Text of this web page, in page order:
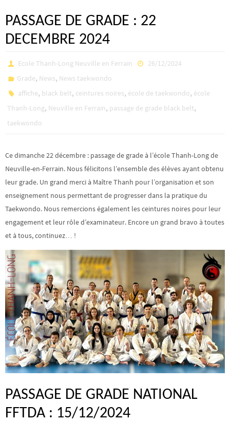
PASSAGE DE GRADE : 22
DECEMBRE 2024
Ecole Thanh-Long Neuville en Ferrain
26/12/2024
Grade, News, News taekwondo
affiche, black belt, ceintures noires, école de taekwondo, école
Thanh-Long, Neuville en Ferrain, passage de grade black belt,
taekwondo
Ce dimanche 22 décembre : passage de grade à l’école Thanh-Long de
Neuville-en-Ferrain. Nous félicitons l’ensemble des élèves ayant obtenu
leur grade. Un grand merci à Maître Thanh pour l’organisation et son
enseignement nous permettant de progresser dans la pratique du
Taekwondo. Nous remercions également les ceintures noires pour leur
engagement et leur rôle d’examinateur. Encore un grand bravo à toutes
et à tous, continuez… !
PASSAGE DE GRADE NATIONAL
FFTDA : 15/12/2024